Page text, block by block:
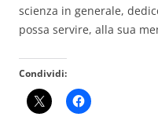
scienza in generale,
possa servire, alla sua
Condividi: